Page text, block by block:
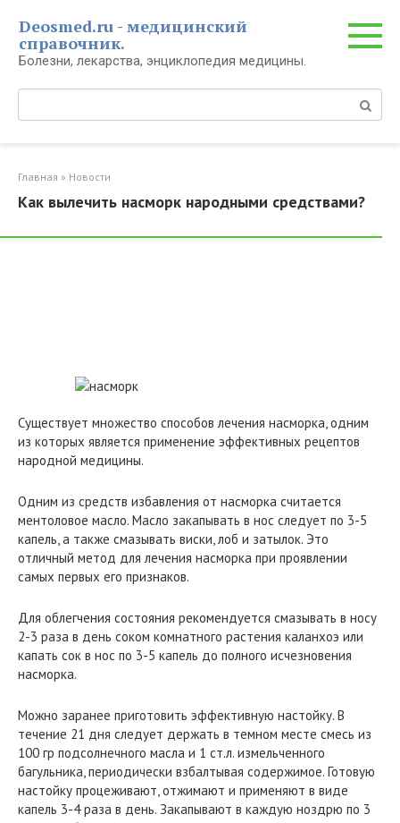
контенту
Deosmed.ru - медицинский
справочник.
Болезни, лекарства, энциклопедия медицины.
Главная » Новости
Как вылечить насморк народными средствами?
Существует множество способов лечения насморка, одним
из которых является применение эффективных рецептов
народной медицины.
Одним из средств избавления от насморка считается
ментоловое масло. Масло закапывать в нос следует по 3-5
капель, а также смазывать виски, лоб и затылок. Это
отличный метод для лечения насморка при проявлении
самых первых его признаков.
Для облегчения состояния рекомендуется смазывать в носу
2-3 раза в день соком комнатного растения каланхоэ или
капать сок в нос по 3-5 капель до полного исчезновения
насморка.
Можно заранее приготовить эффективную настойку. В
течение 21 дня следует держать в темном месте смесь из
100 гр подсолнечного масла и 1 ст.л. измельченного
багульника, периодически взбалтывая содержимое. Готовую
настойку процеживают, отжимают и применяют в виде
капель 3-4 раза в день. Закапывают в каждую ноздрю по 3